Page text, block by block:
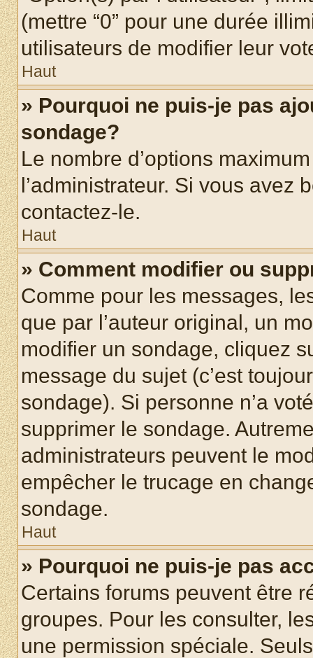
(mettre “0” pour une durée
utilisateurs de modifier leur
Haut
» Pourquoi ne puis-je pas
sondage?
Le nombre d’options
l’administrateur. Si vous avez
contactez-le.
Haut
» Comment modifier ou
Comme pour les messages,
que par l’auteur original, un
modifier un sondage, cliquez
message du sujet (c’est
sondage). Si personne n’a
supprimer le sondage.
administrateurs peuvent le
empêcher le trucage en
sondage.
Haut
» Pourquoi ne puis-je pas
Certains forums peuvent être
groupes. Pour les consulter,
une permission spéciale.